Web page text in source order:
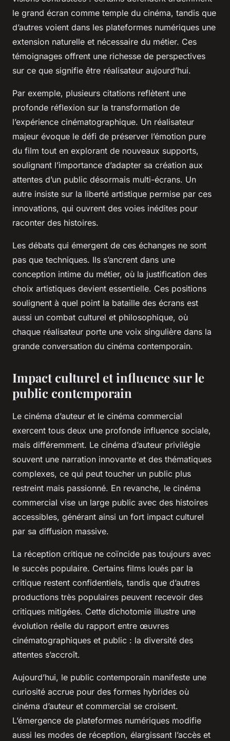
le grand écran comme temple du cinéma, tandis que
d’autres voient dans les plateformes numériques une
extension naturelle et nécessaire du métier. Ces
témoignages offrent une richesse de perspectives
sur ce que signifie être réalisateur aujourd’hui.
Par exemple, plusieurs citations reflètent une
profonde réflexion sur la transformation de
l’expérience cinématographique. Un réalisateur
majeur évoque le défi de préserver l’émotion pure
du film tout en explorant de nouveaux supports,
soulignant l’importance d’adapter sa création aux
attentes d’un public désormais multi-écrans. Un
autre insiste sur la liberté artistique permise par ces
innovations, qui ouvrent des voies inédites pour
raconter des histoires.
Les débats qui émergent de ces échanges ne sont
pas que techniques. Ils s’ancrent dans une
conception intime du métier, où la justification des
choix artistiques devient essentielle. Ces positions
soulignent à quel point la bataille des écrans est
aussi un combat culturel et philosophique, où
chaque réalisateur porte une voix singulière dans la
grande conversation du cinéma contemporain.
Impact culturel et influence sur le
public contemporain
Le cinéma d’auteur et le cinéma commercial
exercent tous deux une profonde influence sociale,
mais différemment. Le cinéma d’auteur privilégie
souvent une narration innovante et des thématiques
complexes, ce qui peut toucher un public plus
restreint mais passionné. En revanche, le cinéma
commercial vise un large public avec des histoires
accessibles, générant ainsi un fort impact culturel
par sa diffusion massive.
La réception critique ne coïncide pas toujours avec
le succès populaire. Certains films loués par la
critique restent confidentiels, tandis que d’autres
productions très populaires peuvent recevoir des
critiques mitigées. Cette dichotomie illustre une
évolution réelle du rapport entre œuvres
cinématographiques et public : la diversité des
attentes s’accroît.
Aujourd’hui, le public contemporain manifeste une
curiosité accrue pour des formes hybrides où
cinéma d’auteur et commercial se croisent.
L’émergence de plateformes numériques modifie
aussi les modes de réception, élargissant l’accès et